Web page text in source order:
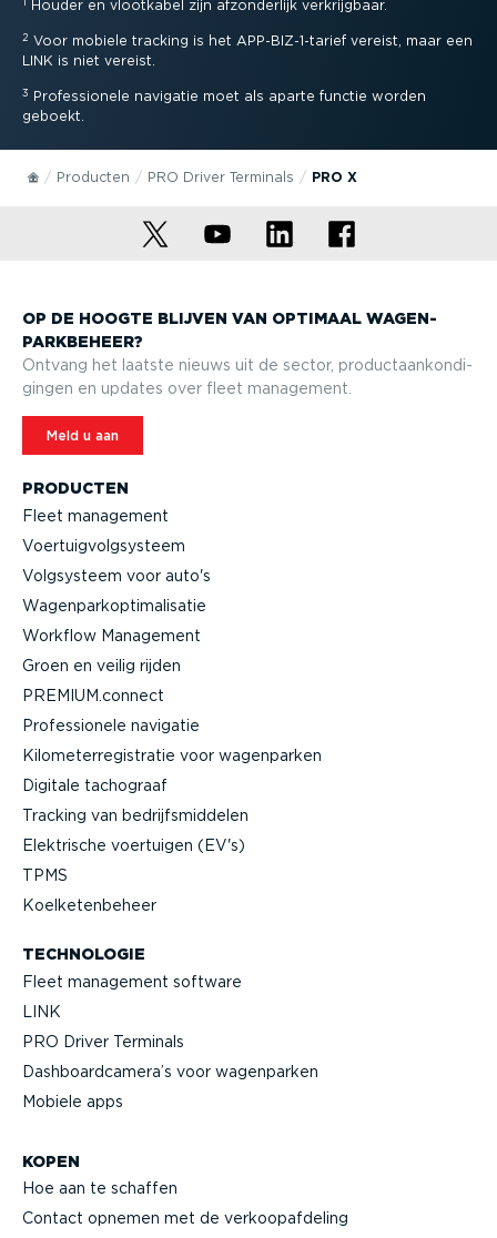
Houder en vlootkabel zijn afzon­derlijk verkrijgbaar.
2 Voor mobiele tracking is het APP-BIZ-1-tarief vereist, maar een
LINK is niet vereist.
3 Profes­si­onele navigatie moet als aparte functie worden
geboekt.
Producten PRO Driver Terminals PRO X
PRODUCTEN
Fleet management
Voertuig­volg­systeem
Volgsysteem voor auto's
Wagen­par­kop­ti­ma­li­satie
Workflow Management
Groen en veilig rijden
PREMIUM.connect
Profes­si­onele navigatie
Kilome­ter­re­gi­stratie voor wagenparken
Digitale tachograaf
Tracking van bedrijfs­mid­delen
Elektrische voertuigen (EV's)
TPMS
Koelke­ten­beheer
TECHNOLOGIE
Fleet management software
LINK
PRO Driver Terminals
Dashboard­camera’s voor wagenparken
Mobiele apps
KOPEN
Hoe aan te schaffen
Contact opnemen met de verkoop­af­deling
OP DE HOOGTE BLIJVEN VAN OPTIMAAL WAGEN­
PARK­BEHEER?
Ontvang het laatste nieuws uit de sector, product­aan­kon­di­
gingen en updates over fleet management.
Meld u aan